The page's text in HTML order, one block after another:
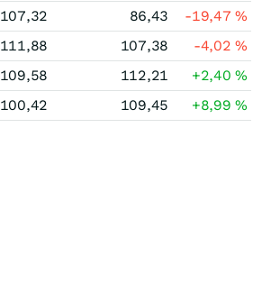
107,32 86,43 -19,47%
111,88 107,38 -4,02%
109,58 112,21 +2,40%
100,42 109,45 +8,99%